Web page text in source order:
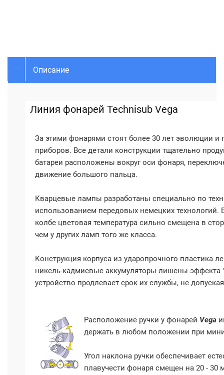
Описание
Линия фонарей Technisub Vega
За этими фонарями стоят более 30 лет эволюции и
приборов. Все детали конструкции тщательно
батареи расположены вокруг оси фонаря,
движение большого пальца.
Кварцевые лампы разработаны специально по
использованием передовых немецких технологий.
колбе цветовая температура сильно смещена в
чем у других ламп того же класса.
Конструкция корпуса из ударопрочного пластика
никель-кадмиевые аккумуляторы лишены эффекта
устройство продлевает срок их службы, не
Расположение ручки у фонарей Vega
держать в любом положении при
Угол наклона ручки обеспечивает
плавучести фонаря смещен на 20 - 30